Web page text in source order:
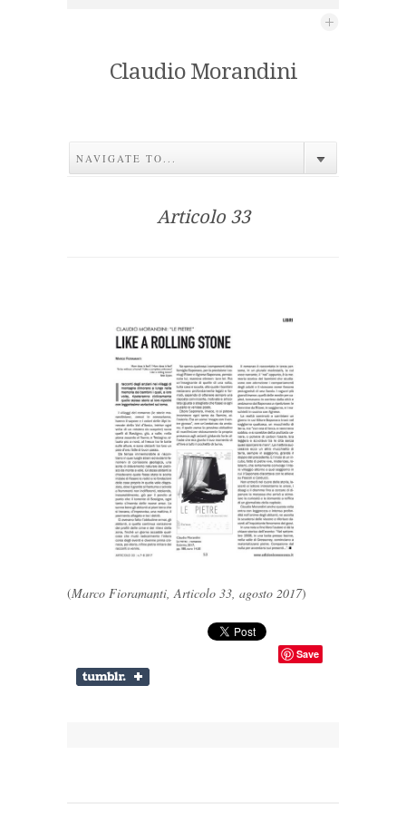
Claudio Morandini
NAVIGATE TO...
Articolo 33
(Marco Fioramanti, Articolo 33, agosto 2017)
Save